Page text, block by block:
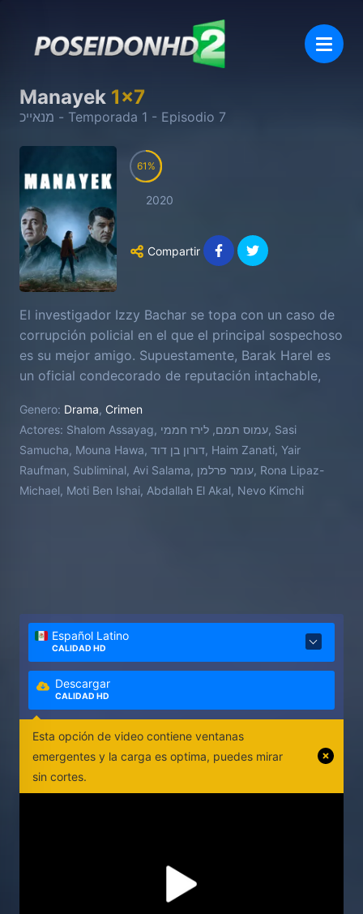
Manayek 1x7
מנאייכ - Temporada 1 - Episodio 7
61
2020
Compartir
El investigador Izzy Bachar se topa con un caso de
corrupción policial en el que el principal sospechoso
es su mejor amigo. Supuestamente, Barak Harel es
un oficial condecorado de reputación intachable,
dos veteranos policías se encontrarán en lados
opuestos de la ley, atrapados en un despiadado
juego del gato y el ratón.
Genero: Drama, Crimen
Actores: Shalom Assayag, עמוס תמם, לירז חממי, Sasi
Samucha, Mouna Hawa, דורון בן דוד, Haim Zanati, Yair
Raufman, Subliminal, Avi Salama, עומר פרלמן, Rona Lipaz-
Michael, Moti Ben Ishai, Abdallah El Akal, Nevo Kimchi
Español Latino
CALIDAD HD
Descargar
CALIDAD HD
Esta opción de video contiene ventanas
emergentes y la carga es optima, puedes mirar
sin cortes.